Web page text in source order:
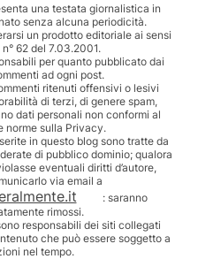
una testata giornalistica in
senza alcuna periodicità.
un prodotto editoriale ai sensi
62 del 7.03.2001.
per quanto pubblicato dai
ad ogni post.
ritenuti offensivi o lesivi
di terzi, di genere spam,
dati personali non conformi al
norme sulla Privacy.
in questo blog sono tratte da
di pubblico dominio; qualora
eventuali diritti d’autore,
via email a
: saranno
rimossi.
responsabili dei siti collegati
che può essere soggetto a
nel tempo.